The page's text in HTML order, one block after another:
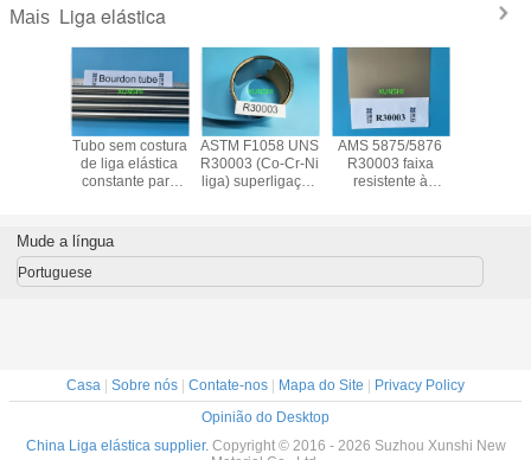
Mais Liga elástica
Tubo sem costura
de liga elástica
constante para
ASTM F1058 UNS
R30003 (Co-Cr-Ni
liga) superligação
AMS 5875/5876
R30003 faixa
resistente à
duração de fadiga
Mude a língua
Portuguese
Casa | Sobre nós | Contate-nos | Mapa do Site | Privacy Policy
Opinião do Desktop
China Liga elástica supplier. Copyright © 2016 - 2026 Suzhou Xunshi New